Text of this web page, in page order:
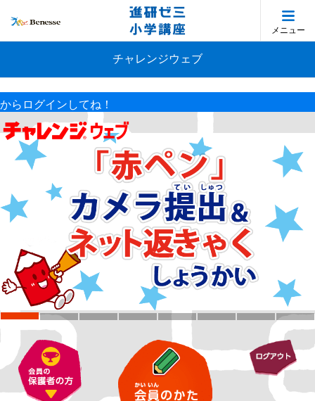
メニュー
チャレンジウェブ